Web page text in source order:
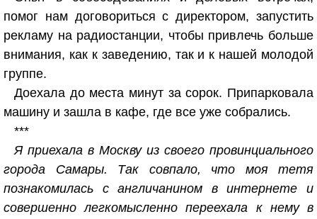
помог нам договориться с директором, запустить
рекламу на радиостанции, чтобы привлечь больше
внимания, как к заведению, так и к нашей молодой
группе.
Доехала до места минут за сорок. Припарковала
машину и зашла в кафе, где все уже собрались.
***
Я приехала в Москву из своего провинциального
города Самары. Так совпало, что моя тетя
познакомилась с англичанином в интернете и
совершенно легкомысленно переехала к нему в